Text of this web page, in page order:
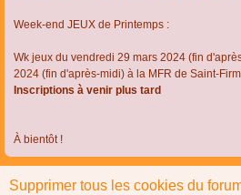
Week-end JEUX de Printemps :
Wk jeux du vendredi 29 mars 2024 (fin
2024 (fin d'après-midi) à la MFR de Saint-
Inscriptions à venir plus tard
À bientôt !
Supprimer tous les cookies du